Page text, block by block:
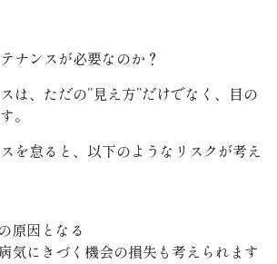
ナンスが必要なのか？
は、ただの”見え方”だけでなく、目の
。
を怠ると、以下のようなリスクが考え
原因となる
気にきづく機会の損失も考えられます